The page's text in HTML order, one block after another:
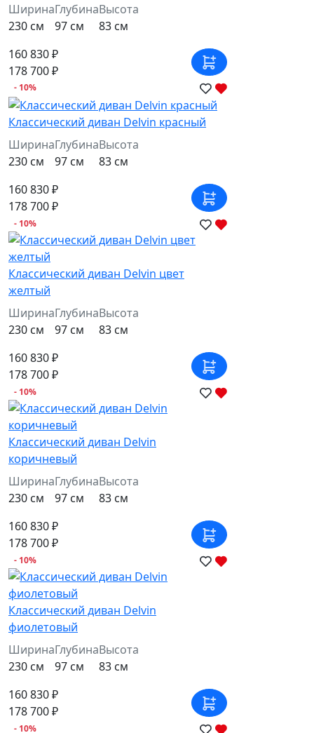
Ширина
230 см
Глубина
97 см
Высота
83 см
160 830 ₽
178 700 ₽
- 10%
Классический диван Delvin красный
Ширина
230 см
Глубина
97 см
Высота
83 см
160 830 ₽
178 700 ₽
- 10%
Классический диван Delvin цвет
желтый
Ширина
230 см
Глубина
97 см
Высота
83 см
160 830 ₽
178 700 ₽
- 10%
Классический диван Delvin
коричневый
Ширина
230 см
Глубина
97 см
Высота
83 см
160 830 ₽
178 700 ₽
- 10%
Классический диван Delvin
фиолетовый
Ширина
230 см
Глубина
97 см
Высота
83 см
160 830 ₽
178 700 ₽
- 10%